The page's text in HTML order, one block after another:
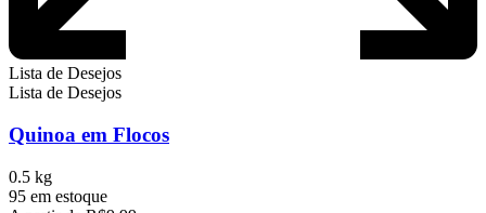
Lista de Desejos
Lista de Desejos
Quinoa em Flocos
0.5 kg
95 em estoque